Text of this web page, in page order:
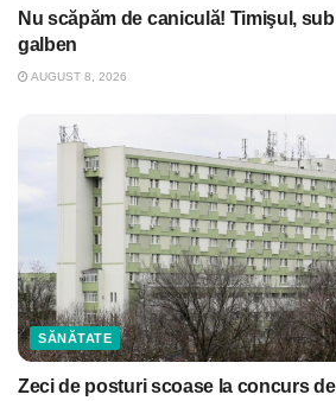
Nu scăpăm de caniculă! Timişul,
galben
AUGUST 8, 2026
SĂNĂTATE
Zeci de posturi scoase la concurs